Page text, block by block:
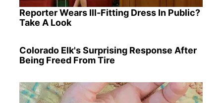
Reporter Wears Ill-Fitting Dress In Public?
Take A Look
Colorado Elk's Surprising Response After
Being Freed From Tire